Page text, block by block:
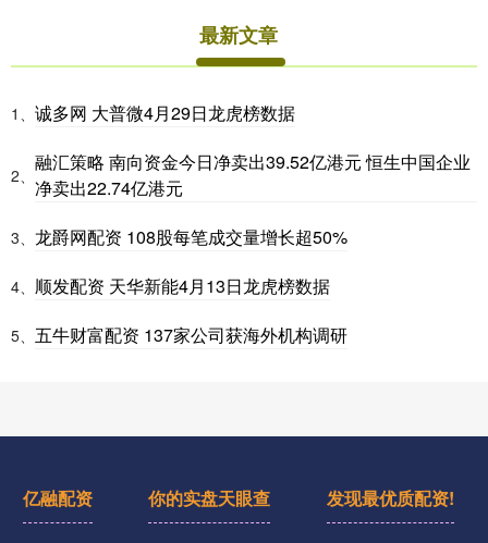
最新文章
1、 诚多网 大普微4月29日龙虎榜数据
2、
融汇策略 南向资金今日净卖出39.52亿港元 恒生中国企业
净卖出22.74亿港元
3、 龙爵网配资 108股每笔成交量增长超50%
4、 顺发配资 天华新能4月13日龙虎榜数据
5、 五牛财富配资 137家公司获海外机构调研
亿融配资 你的实盘天眼查 发现最优质配资!